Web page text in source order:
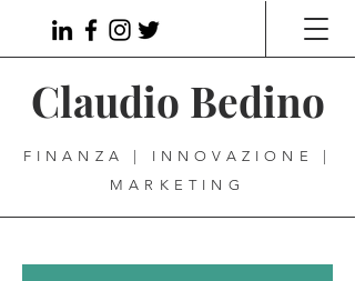
Claudio Bedino
FINANZA | INNOVAZIONE |
MARKETING